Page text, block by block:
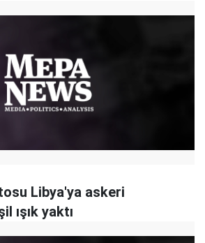
Libya'ya askeri
ışık yaktı